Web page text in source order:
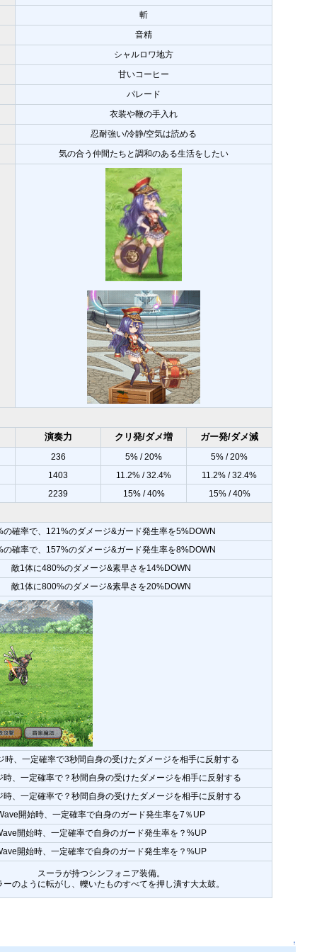
斬
音精
シャルロワ地方
甘いコーヒー
パレード
衣装や鞭の手入れ
忍耐強い/冷静/空気は読める
気の合う仲間たちと調和のある生活をしたい
演奏力 クリ発/ダメ増
ガー発/ダメ減
236 5% / 20% 5% / 20%
1403 11.2% / 32.4% 11.2% / 32.4%
2239 15% / 40% 15% / 40%
の確率で、121%のダメージ&ガード発生率を5%DOWN
の確率で、157%のダメージ&ガード発生率を8%DOWN
敵1体に480%のダメージ&素早さを14%DOWN
敵1体に800%のダメージ&素早さを20%DOWN
時、一定確率で3秒間自身の受けたダメージを相手に反射する
時、一定確率で？秒間自身の受けたダメージを相手に反射する
時、一定確率で？秒間自身の受けたダメージを相手に反射する
開始時、一定確率で自身のガード発生率を7％UP
開始時、一定確率で自身のガード発生率を？%UP
開始時、一定確率で自身のガード発生率を？%UP
スーラが持つシンフォニア装備。
ーのように転がし、轢いたものすべてを押し潰す大太鼓。
↑